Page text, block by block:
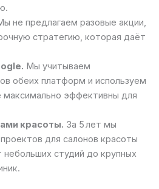
не предлагаем разовые акции,
стратегию, которая даёт
Мы учитываем
обеих платформ и используем
эффективны для
красоты. За 5 лет мы
для салонов красоты
студий до крупных